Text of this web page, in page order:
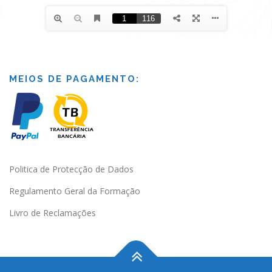
MEIOS DE PAGAMENTO:
Politica de Protecção de Dados
Regulamento Geral da Formação
Livro de Reclamações